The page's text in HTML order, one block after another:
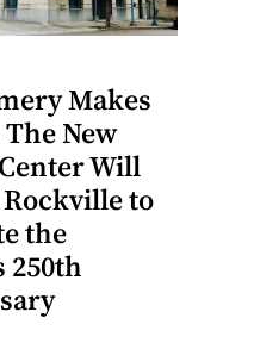
Makes
New
Will
to
the
250th